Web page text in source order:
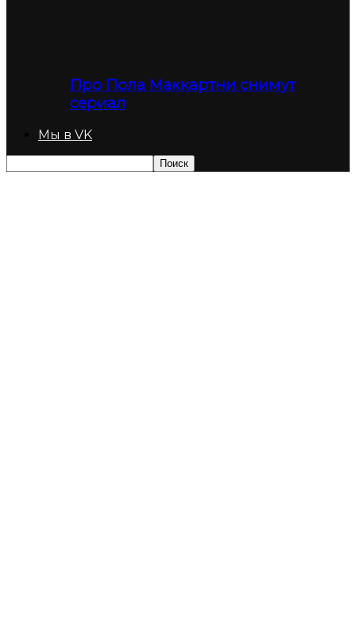
Про Пола Маккартни снимут
сериал
Мы в VK